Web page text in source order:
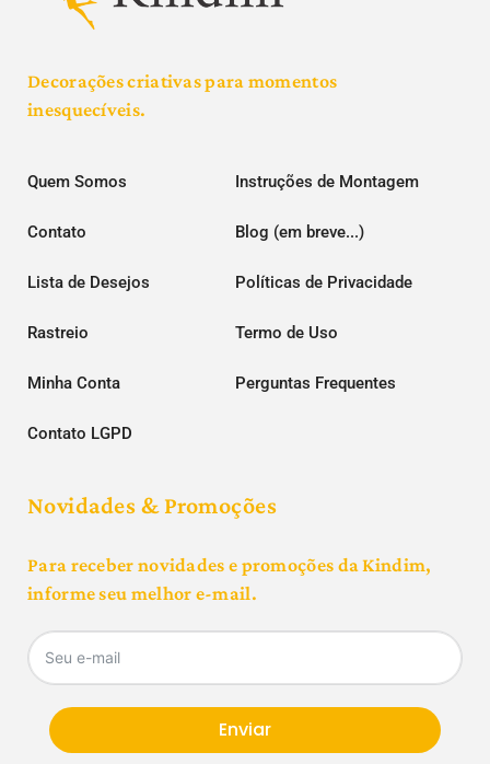
Decorações criativas para momentos
inesquecíveis.
Quem Somos Instruções de Montagem
Contato Blog (em breve...)
Lista de Desejos Políticas de Privacidade
Rastreio Termo de Uso
Minha Conta Perguntas Frequentes
Contato LGPD
Novidades & Promoções
Para receber novidades e promoções da Kindim,
informe seu melhor e-mail.
Enviar